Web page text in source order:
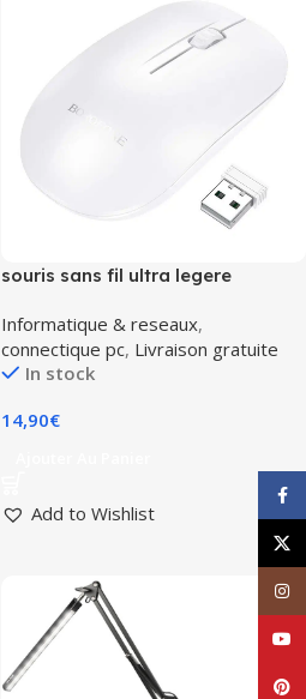
souris sans fil ultra legere
borofone BG14
Informatique & reseaux,
connectique pc, Livraison gratuite
In stock
14,90€
Add to Wishlist